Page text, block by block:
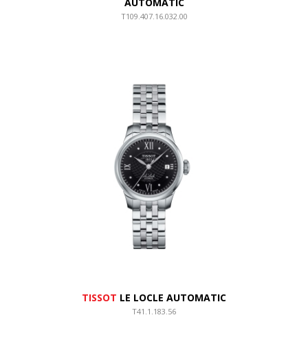
T109.407.16.032.00
TISSOT LE LOCLE AUTOMATIC
T41.1.183.56